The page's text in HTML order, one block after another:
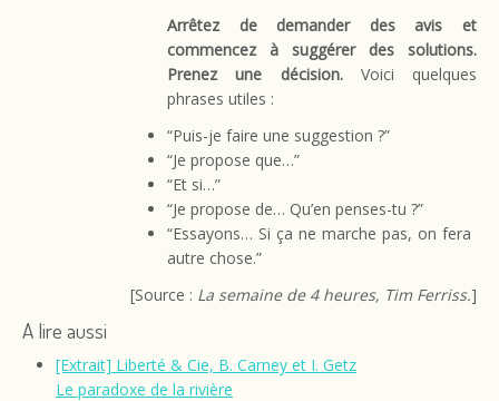
Arrêtez de demander des avis et
commencez à suggérer des solutions.
Prenez une décision.Voici quelques
phrases utiles :
“Puis-je faire une suggestion ?”
“Je propose que…”
“Et si…”
“Je propose de… Qu’en penses-tu ?”
“Essayons… Si ça ne marche pas, on fera
autre chose.”
[Source : La semaine de 4 heures, Tim Ferriss.]
A lire aussi
[Extrait] Liberté & Cie, B. Carney et I. Getz
Le paradoxe de la rivière